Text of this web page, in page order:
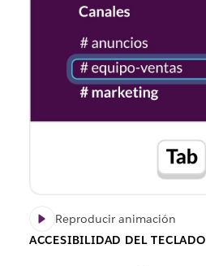
Reproducir animación
ACCESIBILIDAD DEL TECLADO